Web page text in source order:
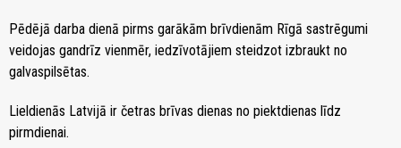
Pēdējā darba dienā pirms garākām brīvdienām Rīgā sastrēgumi
veidojas gandrīz vienmēr, iedzīvotājiem steidzot izbraukt no
galvaspilsētas.
Lieldienās Latvijā ir četras brīvas dienas no piektdienas līdz
pirmdienai.